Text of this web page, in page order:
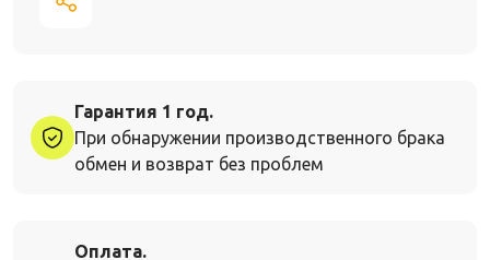
Гарантия 1 год.
При обнаружении производственного брака
обмен и возврат без проблем
Оплата.